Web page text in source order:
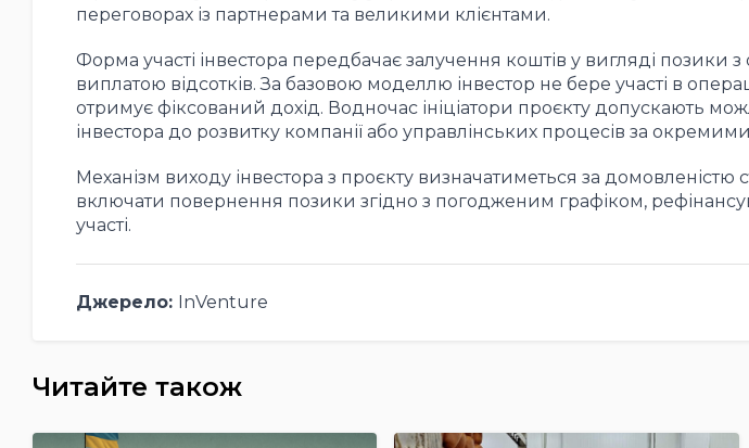
переговорах із партнерами та великими клієнтами.
Форма участі інвестора передбачає залучення коштів у вигляді позики
виплатою відсотків. За базовою моделлю інвестор не бере участі в
отримує фіксований дохід. Водночас ініціатори проєкту допускають
інвестора до розвитку компанії або управлінських процесів за
Механізм виходу інвестора з проєкту визначатиметься за домовленістю
включати повернення позики згідно з погодженим графіком,
участі.
Джерело: InVenture
Читайте також